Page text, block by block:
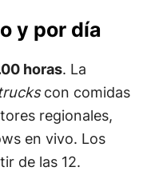
y por día
horas. La
con comidas
regionales,
en vivo. Los
de las 12.